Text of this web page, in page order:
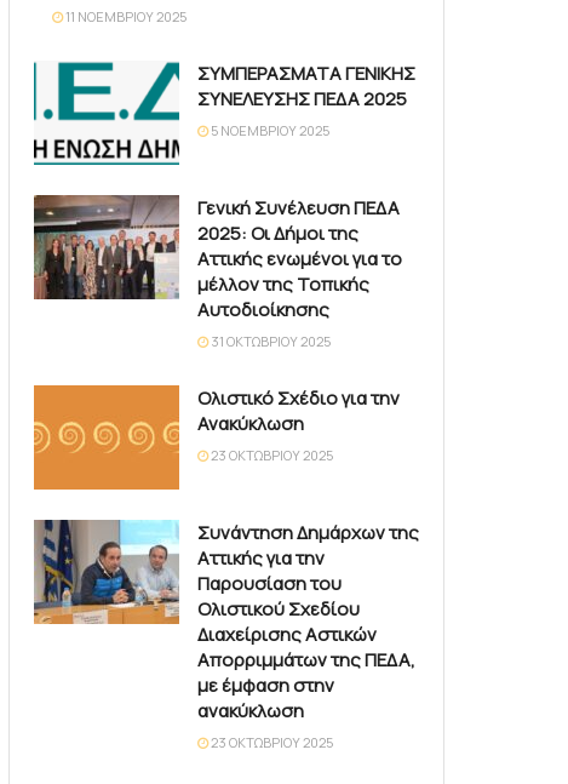
11 ΝΟΕΜΒΡΊΟΥ 2025
ΣΥΜΠΕΡΑΣΜΑΤΑ ΓΕΝΙΚΗΣ
ΣΥΝΕΛΕΥΣΗΣ ΠΕΔΑ 2025
5 ΝΟΕΜΒΡΊΟΥ 2025
Γενική Συνέλευση ΠΕΔΑ
2025: Οι Δήμοι της
Αττικής ενωμένοι για το
μέλλον της Τοπικής
Αυτοδιοίκησης
31 ΟΚΤΩΒΡΊΟΥ 2025
Ολιστικό Σχέδιο για την
Ανακύκλωση
23 ΟΚΤΩΒΡΊΟΥ 2025
Συνάντηση Δημάρχων της
Αττικής για την
Παρουσίαση του
Ολιστικού Σχεδίου
Διαχείρισης Αστικών
Απορριμμάτων της ΠΕΔΑ,
με έμφαση στην
ανακύκλωση
23 ΟΚΤΩΒΡΊΟΥ 2025